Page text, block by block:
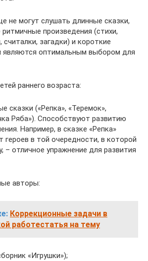
не могут слушать длинные сказки,
произведения (стихи,
считалки, загадки) и короткие
являются оптимальным выбором для
раннего возраста:
сказки («Репка», «Теремок»,
Ряба»). Способствуют развитию
Например, в сказке «Репка»
в той очередности, в которой
– отличное упражнение для развития
авторы:
Коррекционные задачи в
работестатья на тему
«Игрушки»);